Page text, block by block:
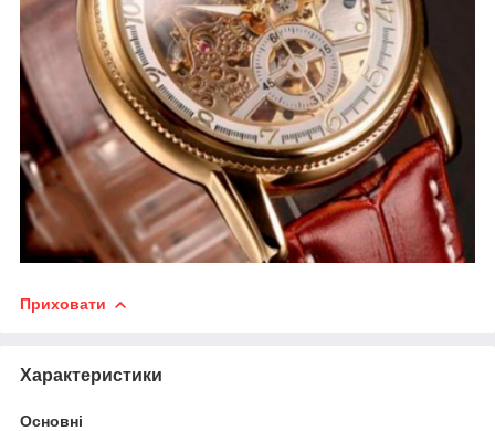
Приховати
Характеристики
Основні